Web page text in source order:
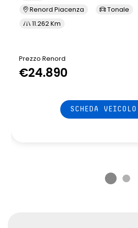
Renord Piacenza Tonale
11.262 Km
Prezzo Renord
€24.890
SCHEDA VEICOLO